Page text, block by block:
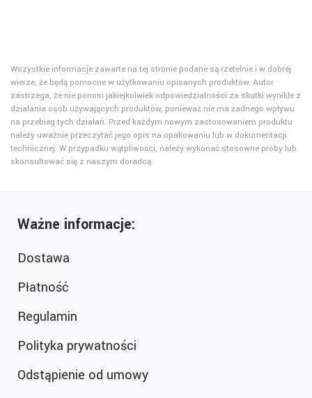
Wszystkie informacje zawarte na tej stronie podane są rzetelnie i w dobrej
wierze, że będą pomocne w użytkowaniu opisanych produktów. Autor
zastrzega, że nie ponosi jakiejkolwiek odpowiedzialności za skutki wynikłe z
działania osób używających produktów, ponieważ nie ma żadnego wpływu
na przebieg tych działań. Przed każdym nowym zastosowaniem produktu
należy uważnie przeczytać jego opis na opakowaniu lub w dokumentacji
technicznej. W przypadku wątpliwości, należy wykonać stosowne próby lub
skonsultować się z naszym doradcą.
Ważne informacje:
Dostawa
Płatność
Regulamin
Polityka prywatności
Odstąpienie od umowy